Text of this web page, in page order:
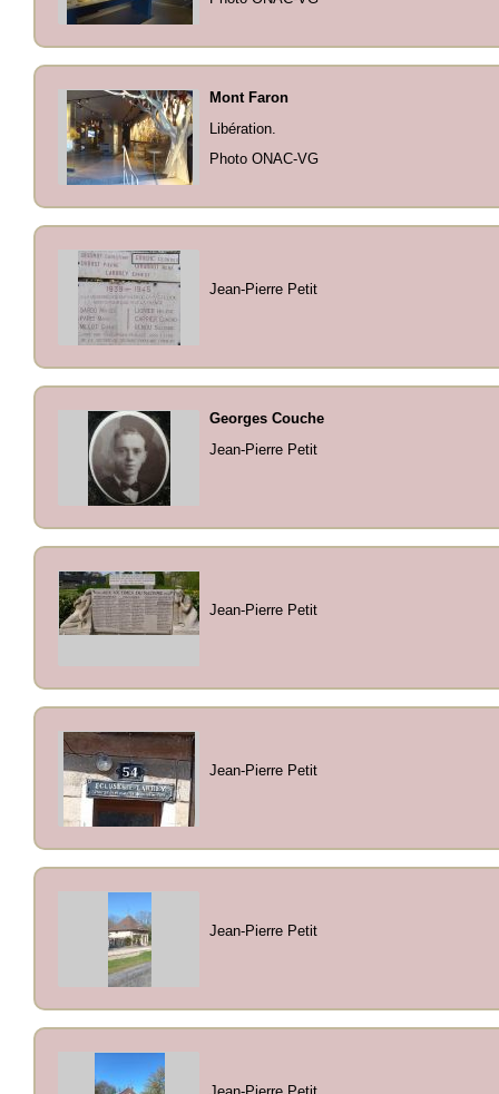
Mont Faron
Libération.
Photo ONAC-VG
Jean-Pierre Petit
Georges Couche
Jean-Pierre Petit
Jean-Pierre Petit
Jean-Pierre Petit
Jean-Pierre Petit